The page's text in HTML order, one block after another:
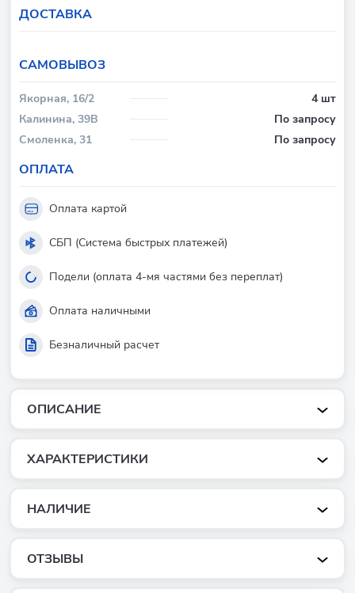
ОПИСАНИЕ
ХАРАКТЕРИСТИКИ
НАЛИЧИЕ
ОТЗЫВЫ
ДОСТАВКА
CАМОВЫВОЗ
Якорная, 16/2
4 шт
Калинина, 39В
По запросу
Смоленка, 31
По запросу
ОПЛАТА
Оплата картой
СБП (Система быстрых платежей)
Подели (оплата 4-мя частями без переплат)
Оплата наличными
Безналичный расчет